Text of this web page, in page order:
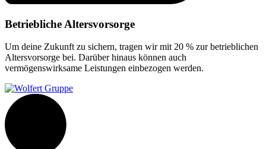
Betriebliche Altersvorsorge
Um deine Zukunft zu sichern, tragen wir mit 20 % zur betrieblichen
Altersvorsorge bei. Darüber hinaus können auch
vermögenswirksame Leistungen einbezogen werden.